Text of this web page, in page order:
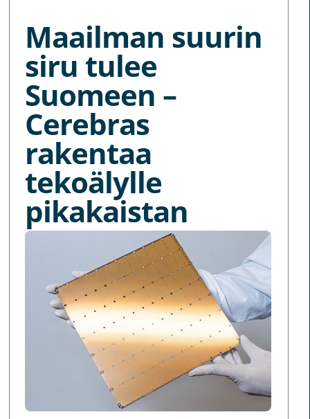
Maailman suurin
siru tulee
Suomeen –
Cerebras
rakentaa
tekoälylle
pikakaistan